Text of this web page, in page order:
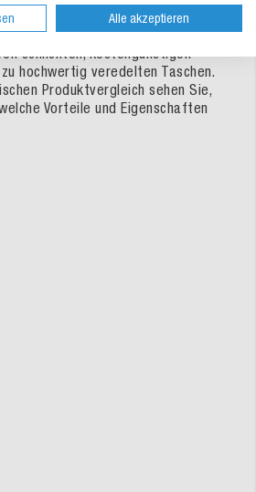
oder als
Namen. Entdecken Sie unser
schlichten, kostengünstigen
hochwertig veredelten Taschen.
Produktvergleich sehen Sie,
Vorteile und Eigenschaften
Alle akzeptieren